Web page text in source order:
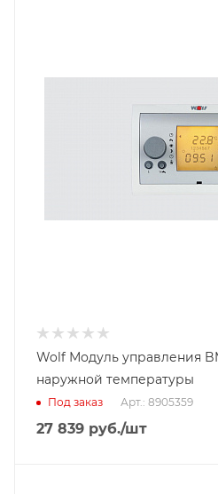
Wolf Модуль управления
наружной температуры
Под заказ Арт.: 8905359
27 839 руб./шт